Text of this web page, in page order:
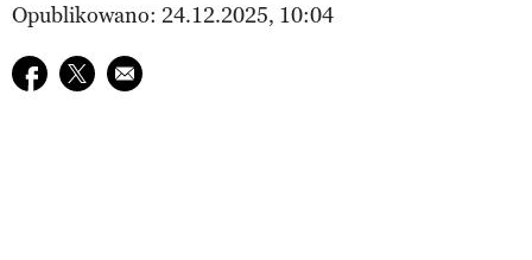
Opublikowano: 24.12.2025, 10:04
Udostępnij na facebook
Udostępnij na twitter
E-mail do przyjaciela